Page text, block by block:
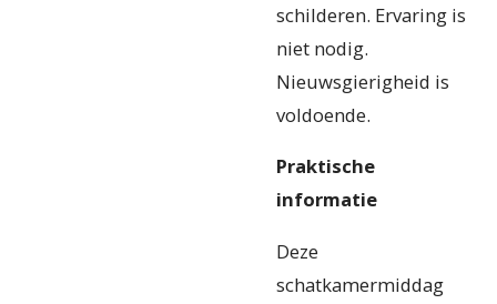
schilderen. Ervaring is
niet nodig.
Nieuwsgierigheid is
voldoende.
Praktische
informatie
Deze
schatkamermiddag